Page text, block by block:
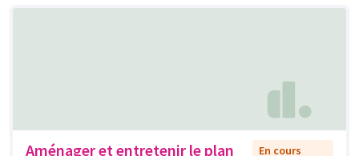
Aménager et entretenir le plan
En cours